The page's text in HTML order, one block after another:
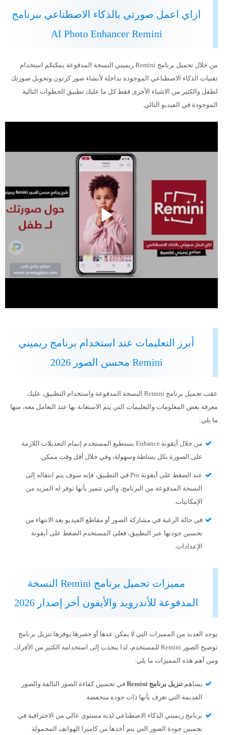
ازاي اعمل صورتي بالذكاء الاصطناعي ببرنامج
AI Photo Enhancer Remini
من خلال تحميل برنامج Remini ريميني النسخة المدفوعة يمكنكم استخدام
تقنيات الذكاء الاصطناعي الموجودة بداخلة لأنشاء صور كرتون وتحويل صورتك
لطفل والكثير من الاشياء الأخرى فقط كل ما عليك تطبيق الخطوات التالية
الموجودة في الفيديو التالي.
أبرز التعليمات عند استخدام برنامج ريميني
Remini محسن الصور 2026
عقب تحميل برنامج Remini النسخة المدفوعة واستخدام التطبيق، عليك
معرفة بعض المعلومات والتعليمات التي يتم الاستعانة بها عند التعامل معه، منها
ما يلي:
من خلال أيقونة Enhance يستطيع المستخدم إتمام التعديلات اللازمة
على الصورة بكل بساطة وسهولة، وفي خلال أقل وقت ممكن.
عند الضغط على أيقونة Pro في التطبيق، فإنه سوف يتم انتقاله إلى
النسخة المدفوعة من البرنامج، والتي تتميز بأنها توفر له المزيد من
الإمكانيات.
في حالة الرغبة في مشاركة الصور أو مقاطع الفيديو بعد الانتهاء من
تحسين جودتها عبر التطبيق، فعلى المستخدم الضغط على أيقونة
الإعدادات.
مميزات تحميل برنامج Remini النسخة
المدفوعة للأندرويد والأيفون أخر إصدار 2026
يوجد العديد من المميزات التي لا يمكن عدها أو حصرها يوفرها تنزيل برنامج
توضيح الصور Remini للمستخدم، لذا ينجذب إلى استخدامه الكثير من الأفراد،
ومن أهم هذه المميزات ما يلي:
يساهم تنزيل برنامج Remini
في تحسين كفاءة الصور التالفة والصور
القديمة التي تعرف بأنها ذات جودة منخفضة.
برنامج ريميني الذكاء الاصطناعي لديه مستوى عالي من الاحترافية في
تحسين جودة الصور التي يتم أخذها من كاميرا الهواتف المحمولة